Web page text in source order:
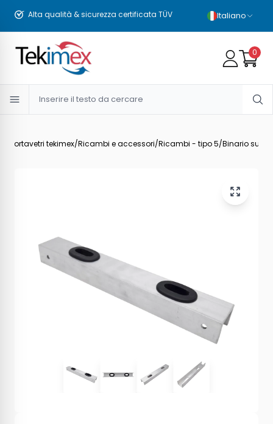
Alta qualità & sicurezza certificata TÜV Italiano
0
Portavetri tekimex/Ricambi e accessori/Ricambi - tipo 5/Binario